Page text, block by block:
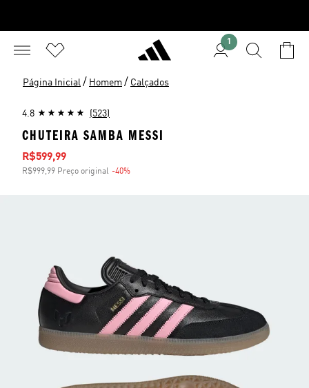
1
Página Inicial / Homem / Calçados
4.8 (523)
CHUTEIRA SAMBA MESSI
Preço com desconto
R$599,99
R$999,99 Preço original -40%